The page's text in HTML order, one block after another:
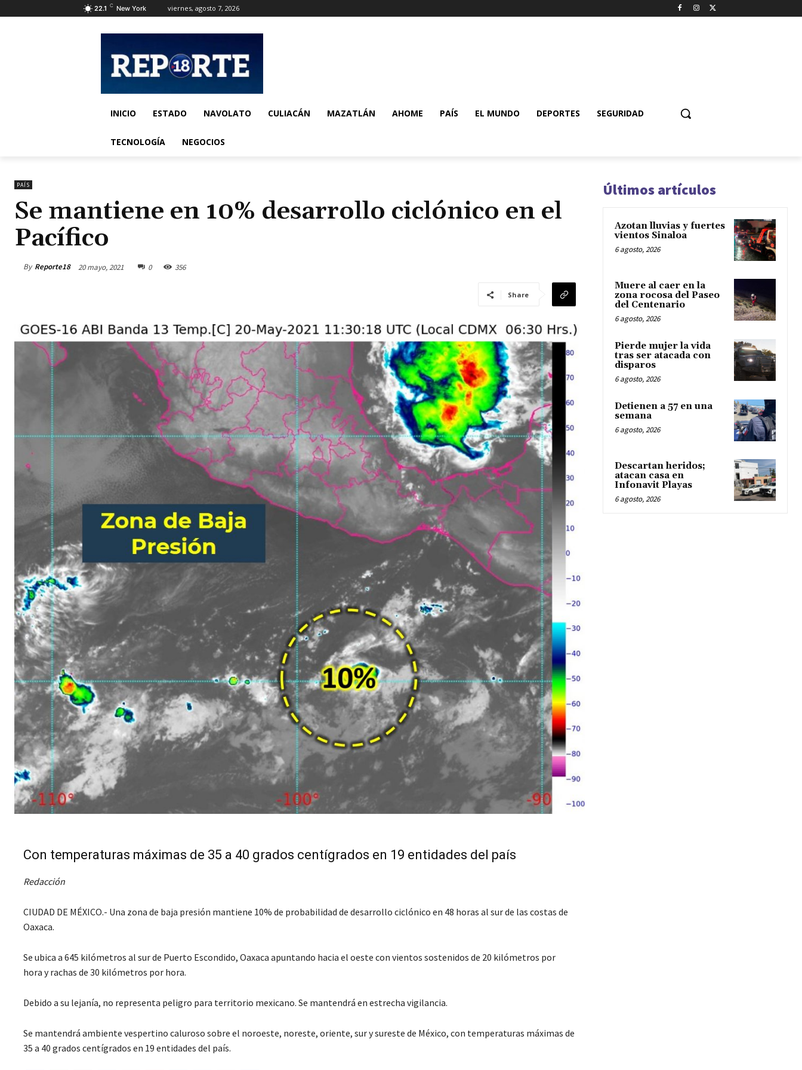
22.1 C New York viernes, agosto 7, 2026
INICIO ESTADO NAVOLATO CULIACÁN MAZATLÁN AHOME PAÍS EL MUNDO DEPORTES SEGURIDAD
TECNOLOGÍA NEGOCIOS
PAÍS
Se mantiene en 10% desarrollo ciclónico en el
Pacífico
By Reporte18 20 mayo, 2021 0 356
Share
Con temperaturas máximas de 35 a 40 grados centígrados en 19 entidades del país
Redacción
CIUDAD DE MÉXICO.- Una zona de baja presión mantiene 10% de probabilidad de desarrollo ciclónico en 48 horas al sur de las costas de
Oaxaca.
Se ubica a 645 kilómetros al sur de Puerto Escondido, Oaxaca apuntando hacia el oeste con vientos sostenidos de 20 kilómetros por
hora y rachas de 30 kilómetros por hora.
Debido a su lejanía, no representa peligro para territorio mexicano. Se mantendrá en estrecha vigilancia.
Se mantendrá ambiente vespertino caluroso sobre el noroeste, noreste, oriente, sur y sureste de México, con temperaturas máximas de
35 a 40 grados centígrados en 19 entidades del país.
Últimos artículos
Azotan lluvias y fuertes
vientos Sinaloa
6 agosto, 2026
Muere al caer en la
zona rocosa del Paseo
del Centenario
6 agosto, 2026
Pierde mujer la vida
tras ser atacada con
disparos
6 agosto, 2026
Detienen a 57 en una
semana
6 agosto, 2026
Descartan heridos;
atacan casa en
Infonavit Playas
6 agosto, 2026